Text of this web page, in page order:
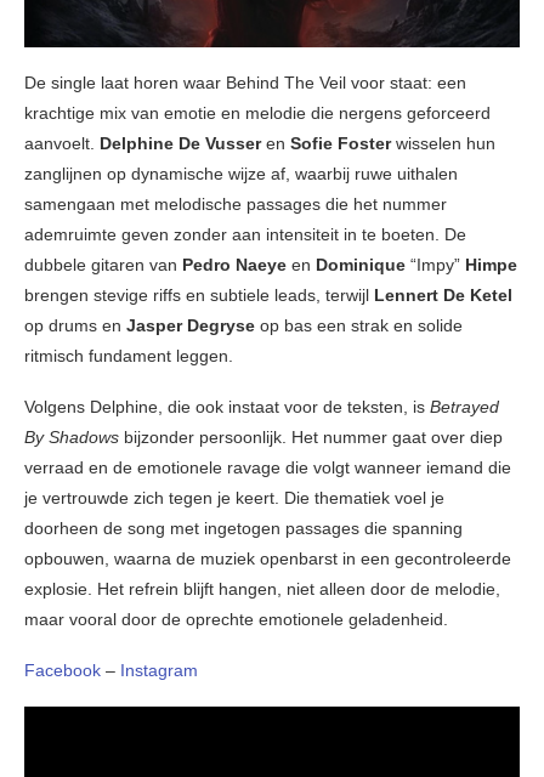
De single laat horen waar Behind The Veil voor staat: een
krachtige mix van emotie en melodie die nergens geforceerd
aanvoelt. Delphine De Vusseren Sofie Fosterwisselen hun
zanglijnen op dynamische wijze af, waarbij ruwe uithalen
samengaan met melodische passages die het nummer
ademruimte geven zonder aan intensiteit in te boeten. De
dubbele gitaren van Pedro Naeye en Dominique “Impy” Himpe
brengen stevige riffs en subtiele leads, terwijl Lennert De Ketel
op drums en Jasper Degryse op bas een strak en solide
ritmisch fundament leggen.
Volgens Delphine, die ook instaat voor de teksten, is Betrayed
By Shadows bijzonder persoonlijk. Het nummer gaat over diep
verraad en de emotionele ravage die volgt wanneer iemand die
je vertrouwde zich tegen je keert. Die thematiek voel je
doorheen de song met ingetogen passages die spanning
opbouwen, waarna de muziek openbarst in een gecontroleerde
explosie. Het refrein blijft hangen, niet alleen door de melodie,
maar vooral door de oprechte emotionele geladenheid.
Facebook – Instagram